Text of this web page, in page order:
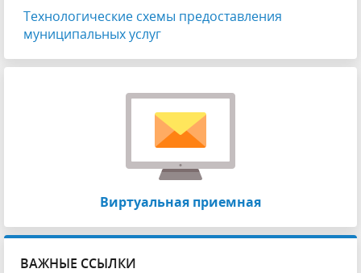
Технологические схемы предоставления
муниципальных услуг
Виртуальная приемная
ВАЖНЫЕ ССЫЛКИ